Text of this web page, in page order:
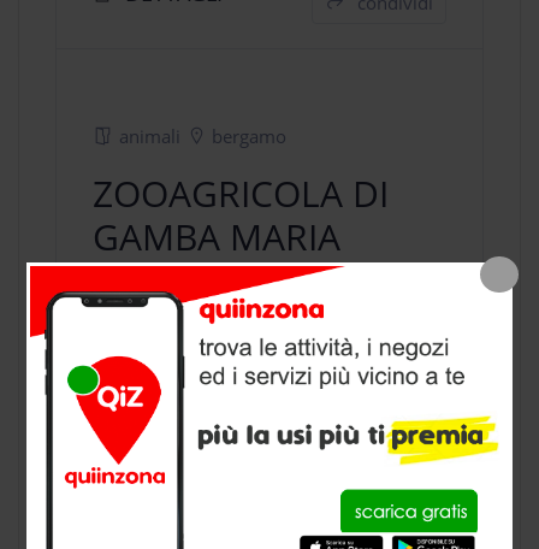
animali bergamo
ZOOAGRICOLA DI
GAMBA MARIA
CRISTINA E
DOTT.SSA SILVIA
negozio animali
provincia di Bergamo